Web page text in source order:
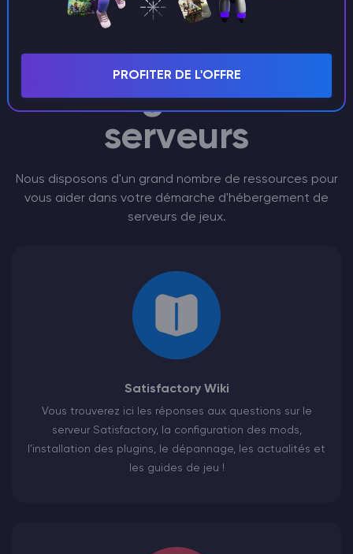
Satisfactory
Ressources pour
l'hébergement de
serveurs
Nous disposons d'un grand nombre de ressources pour
vous aider dans votre démarche d'hébergement de
serveurs de jeux.
Satisfactory Wiki
Vous trouverez ici les réponses aux questions sur le
serveur Satisfactory, la configuration des mods,
l'installation des plugins, le dépannage, les actualités et
les guides de jeu !
PROFITER DE L'OFFRE